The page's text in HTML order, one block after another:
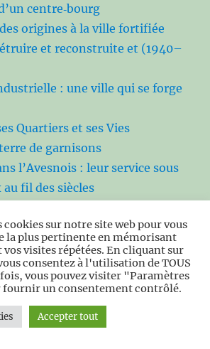
centre‑bourg
origines à la ville fortifiée
et reconstruite et (1940–
: une ville qui se forge
Quartiers et ses Vies
de garnisons
l’Avesnois : leur service sous
au fil des siècles
dans l’Avesnois au
territoire vivant et résilient
climatique
: guérisseuses,
cookies sur notre site web pour vous
plus pertinente en mémorisant
vos visites répétées. En cliquant sur
consentez à l'utilisation de TOUS
vous pouvez visiter "Paramètres
fournir un consentement contrôlé.
Accepter tout